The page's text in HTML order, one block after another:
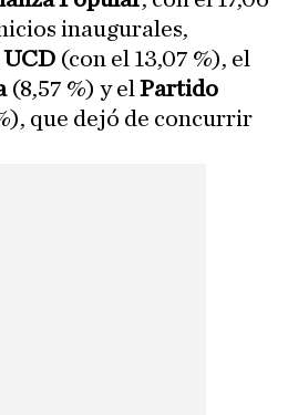
inaugurales,
UCD (con el 13,07 %), el
(8,57 %) y el Partido
que dejó de concurrir